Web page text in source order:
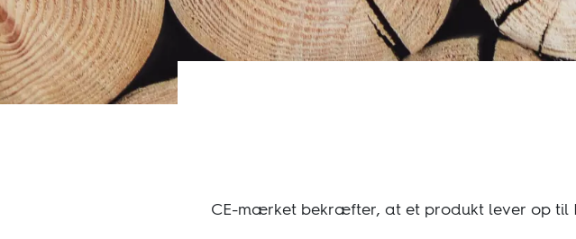
Bæredygtighed
Teknisk
CE-mærket bekræfter, at et produkt lever op til